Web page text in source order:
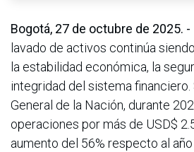
Bogotá, 27 de octubre de 2025. -
lavado de activos continúa
la estabilidad económica, la
integridad del sistema financiero.
General de la Nación, durante
operaciones por más de USD$
aumento del 56% respecto al